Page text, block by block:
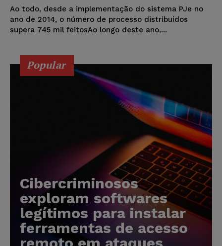
Ao todo, desde a implementação do sistema PJe no
ano de 2014, o número de processo distribuídos
supera 745 mil feitosAo longo deste ano,...
Popular
Cibercriminosos
exploram softwares
legítimos para instalar
ferramentas de acesso